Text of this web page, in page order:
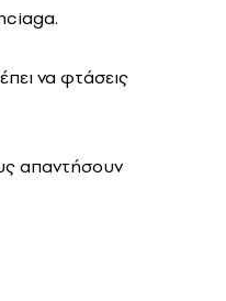
να φτάσεις
απαντήσουν